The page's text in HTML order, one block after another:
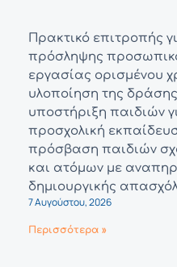
Πρακτικό επιτροπής
πρόσληψης
εργασίας ορισμένου
υλοποίηση της
υποστήριξη παιδιών
προσχολική
πρόσβαση παιδιών
και ατόμων με
δημιουργικής
7 Αυγούστου, 2026
Περισσότερα »